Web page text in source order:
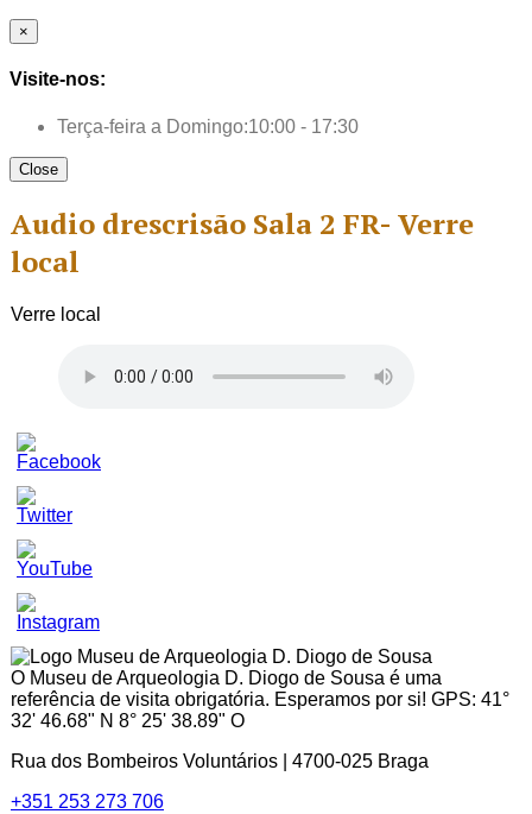
×
Visite-nos:
Terça-feira a Domingo:10:00 - 17:30
Close
Audio drescrisão Sala 2 FR- Verre
local
Verre local
Set
Youtube
Channel
ID
O Museu de Arqueologia D. Diogo de Sousa é uma
referência de visita obrigatória. Esperamos por si! GPS: 41°
32' 46.68" N 8° 25' 38.89" O
Rua dos Bombeiros Voluntários | 4700-025 Braga
+351 253 273 706